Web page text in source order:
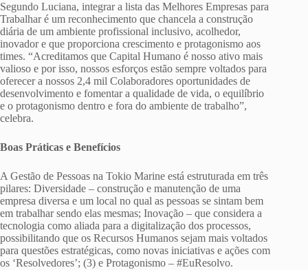
Segundo Luciana, integrar a lista das Melhores Empresas para
Trabalhar é um reconhecimento que chancela a construção
diária de um ambiente profissional inclusivo, acolhedor,
inovador e que proporciona crescimento e protagonismo aos
times. “Acreditamos que Capital Humano é nosso ativo mais
valioso e por isso, nossos esforços estão sempre voltados para
oferecer a nossos 2,4 mil Colaboradores oportunidades de
desenvolvimento e fomentar a qualidade de vida, o equilíbrio
e o protagonismo dentro e fora do ambiente de trabalho”,
celebra.
Boas Práticas e Benefícios
A Gestão de Pessoas na Tokio Marine está estruturada em três
pilares: Diversidade – construção e manutenção de uma
empresa diversa e um local no qual as pessoas se sintam bem
em trabalhar sendo elas mesmas; Inovação – que considera a
tecnologia como aliada para a digitalização dos processos,
possibilitando que os Recursos Humanos sejam mais voltados
para questões estratégicas, como novas iniciativas e ações com
os ‘Resolvedores’; (3) e Protagonismo – #EuResolvo.